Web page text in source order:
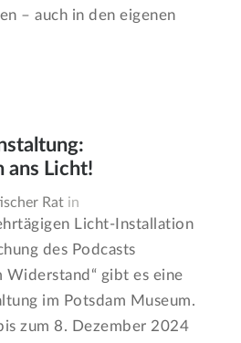
– auch in den eigenen
ans Licht!
Rat in
Licht-Installation
des Podcasts
Widerstand“ gibt es eine
im Potsdam Museum.
zum 8. Dezember 2024